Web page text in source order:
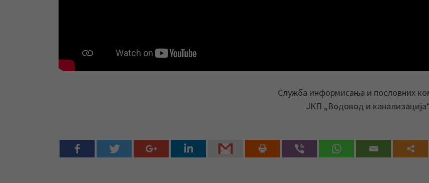
Служба информисања и пословних
ЈКП „Водовод и